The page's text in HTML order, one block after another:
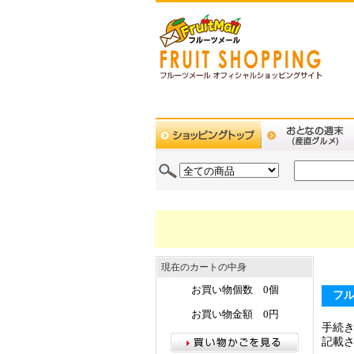
現在のカートの中身
お買い物個数 0個
お買い物金額 0円
フ
手続
記載